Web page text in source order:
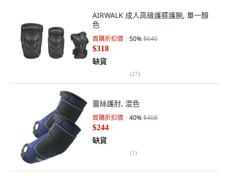
AIRWALK 成人高級護膝護腕, 單一顏
色
首購折扣價 50%$640
$318
缺貨
(27)
蕾絲護肘, 混色
首購折扣價 40%$408
$244
缺貨
(1)